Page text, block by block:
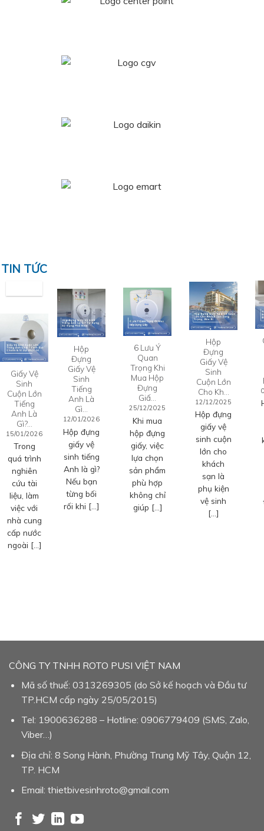
TIN TỨC
Giấy Vệ
Sinh
Cuộn Lớn
Tiếng
Anh Là
Gì?…
15/01/2026
Trong
quá trình
nghiên
cứu tài
liệu, làm
việc với
nhà cung
cấp nước
ngoài […]
Hộp
Đựng
Giấy Vệ
Sinh
Tiếng
Anh Là
Gì…
12/01/2026
Hộp đựng
giấy vệ
sinh tiếng
Anh là gì?
Nếu bạn
từng bối
rối khi […]
6 Lưu Ý
Quan
Trọng Khi
Mua Hộp
Đựng
Giấ…
25/12/2025
Khi mua
hộp đựng
giấy, việc
lựa chọn
sản phẩm
phù hợp
không chỉ
giúp […]
Hộp
Đựng
Giấy Vệ
Sinh
Cuộn Lớn
Cho Kh…
12/12/2025
Hộp đựng
giấy vệ
sinh cuộn
lớn cho
khách
sạn là
phụ kiện
vệ sinh
[…]
CÔNG TY TNHH ROTO PUSI VIỆT NAM
Mã số thuế: 0313269305 (do Sở kế hoạch và Đầu tư
TP.HCM cấp ngày 25/05/2015)
Tel: 1900636288 – Hotline: 0906779409 (SMS, Zalo,
Viber…)
Địa chỉ: 8 Song Hành, Phường Trung Mỹ Tây, Quận 12,
TP. HCM
Email: thietbivesinhroto@gmail.com